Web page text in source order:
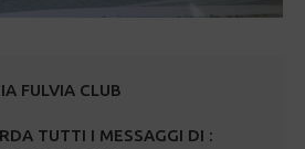
FULVIA CLUB
TUTTI I MESSAGGI DI :